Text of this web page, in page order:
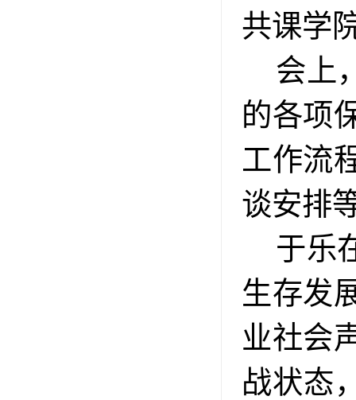
共课学
会上
的各项
工作流
谈安排
于乐
生存发
业社会
战状态